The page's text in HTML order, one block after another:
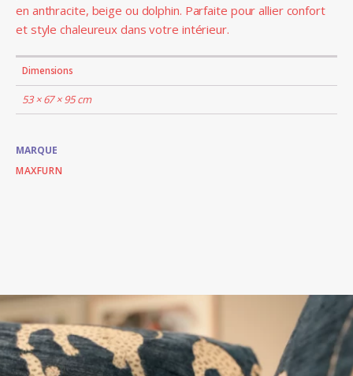
en anthracite, beige ou dolphin. Parfaite pour allier confort
et style chaleureux dans votre intérieur.
Dimensions
53 × 67 × 95 cm
MARQUE
MAXFURN